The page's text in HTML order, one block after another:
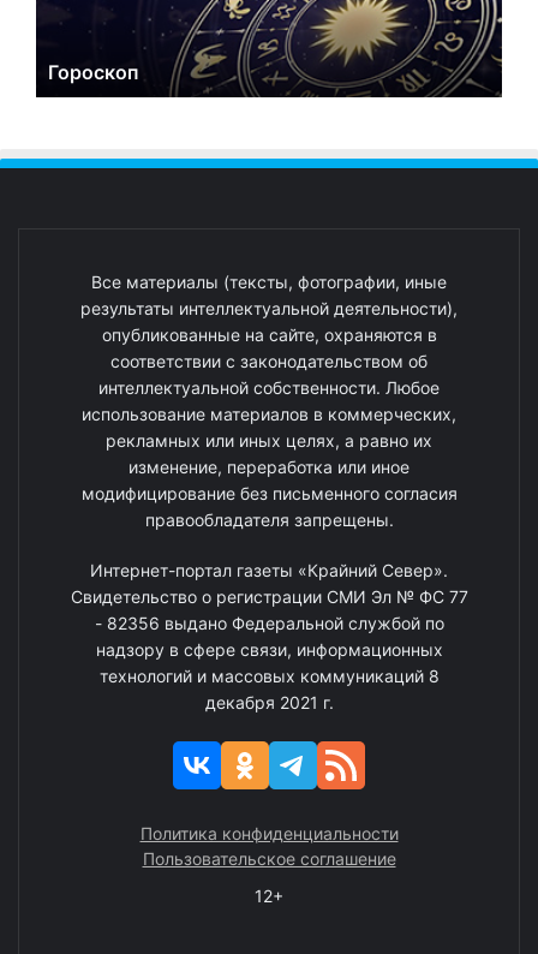
Гороскоп
Все материалы (тексты, фотографии, иные
результаты интеллектуальной деятельности),
опубликованные на сайте, охраняются в
соответствии с законодательством об
интеллектуальной собственности. Любое
использование материалов в коммерческих,
рекламных или иных целях, а равно их
изменение, переработка или иное
модифицирование без письменного согласия
правообладателя запрещены.
Интернет-портал газеты «Крайний Север».
Свидетельство о регистрации СМИ Эл № ФС 77
- 82356 выдано Федеральной службой по
надзору в сфере связи, информационных
технологий и массовых коммуникаций 8
декабря 2021 г.
Политика конфиденциальности
Пользовательское соглашение
12+